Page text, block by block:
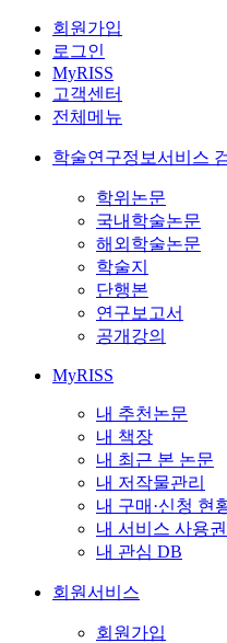
회원가입
로그인
MyRISS
고객센터
전체메뉴
학술연구정보서비스
학위논문
국내학술논문
해외학술논문
학술지
단행본
연구보고서
공개강의
MyRISS
내 추천논문
내 책장
내 최근 본 논문
내 저작물관리
내 구매·신청 현
내 서비스 사용
내 관심 DB
회원서비스
회원가입